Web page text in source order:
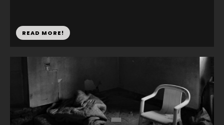
READ MORE!